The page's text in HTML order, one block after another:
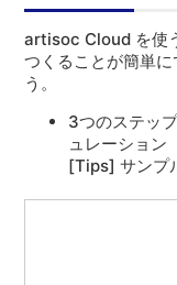
artisoc Cloud を使
つくることが簡単
う。
3つのステッ
ュレーション
[Tips] サンプ